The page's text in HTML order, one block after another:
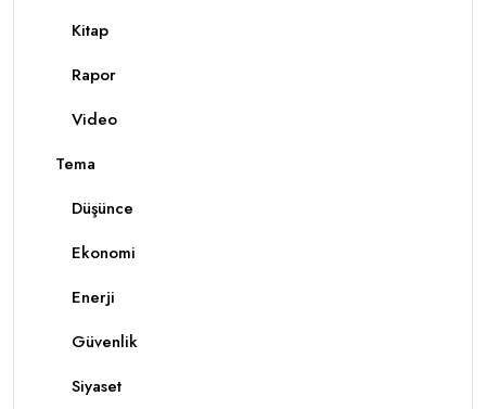
Kitap
Rapor
Video
Tema
Düşünce
Ekonomi
Enerji
Güvenlik
Siyaset